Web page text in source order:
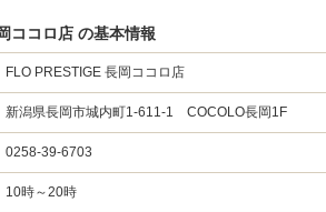
ココロ店 の基本情報
FLO PRESTIGE 長岡ココロ店
新潟県長岡市城内町1-611-1 COCOLO長岡1F
0258-39-6703
10時～20時